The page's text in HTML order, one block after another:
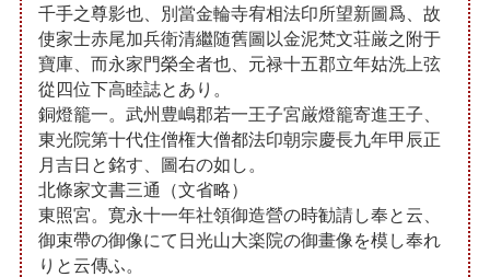
千手之尊影也、別當金輪寺宥相法印所望新圖爲、故
使家士赤尾加兵衛清繼随舊圖以金泥梵文荘厳之附于
寶庫、而永家門榮全者也、元禄十五郡立年姑洗上弦
從四位下高睦誌とあり。
銅燈籠一。武州豊嶋郡若一王子宮厳燈籠寄進王子、
東光院第十代住僧権大僧都法印朝宗慶長九年甲辰正
月吉日と銘す、圖右の如し。
北條家文書三通（文省略）
東照宮。寛永十一年社領御造營の時勧請し奉と云、
御束帶の御像にて日光山大楽院の御畫像を模し奉れ
りと云傳ふ。